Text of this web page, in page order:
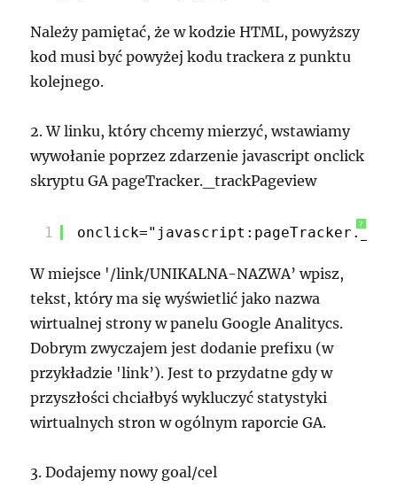
Należy pamiętać, że w kodzie HTML, powyższy
kod musi być powyżej kodu trackera z punktu
kolejnego.
2. W linku, który chcemy mierzyć, wstawiamy
wywołanie poprzez zdarzenie javascript onclick
skryptu GA pageTracker._trackPageview
?
1
W miejsce '/link/UNIKALNA-NAZWA’ wpisz,
tekst, który ma się wyświetlić jako nazwa
wirtualnej strony w panelu Google Analitycs.
Dobrym zwyczajem jest dodanie prefixu (w
przykładzie 'link’). Jest to przydatne gdy w
przyszłości chciałbyś wykluczyć statystyki
wirtualnych stron w ogólnym raporcie GA.
3. Dodajemy nowy goal/cel